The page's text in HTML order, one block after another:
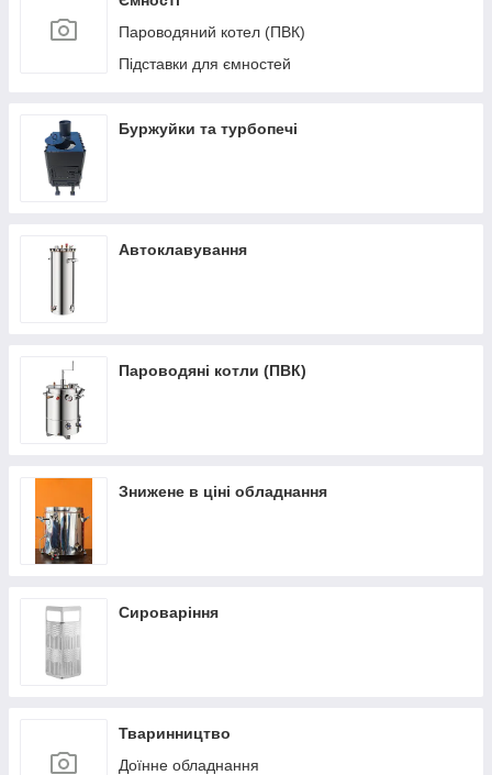
Пароводяний котел (ПВК)
Підставки для ємностей
Буржуйки та турбопечі
Автоклавування
Пароводяні котли (ПВК)
Знижене в ціні обладнання
Сироваріння
Тваринництво
Доїнне обладнання